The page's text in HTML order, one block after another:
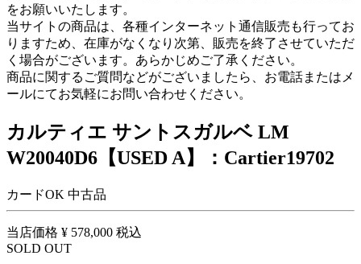
をお願いいたします。
当サイトの商品は、各種インターネット通信販売も行ってお
りますため、在庫がなくなり次第、販売を終了させていただ
く場合がございます。あらかじめご了承ください。
商品に関するご質問などがございましたら、お電話またはメ
ールにてお気軽にお問い合わせください。
カルティエ サントスガルベ LM
W20040D6【USED A】：Cartier19702
カードOK 中古品
当店価格 ¥ 578,000 税込
SOLD OUT